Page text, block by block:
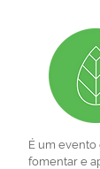
É um
fomentar e